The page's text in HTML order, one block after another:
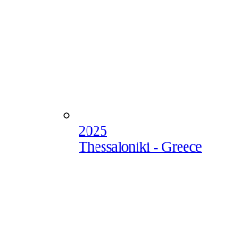
2025
Thessaloniki - Greece